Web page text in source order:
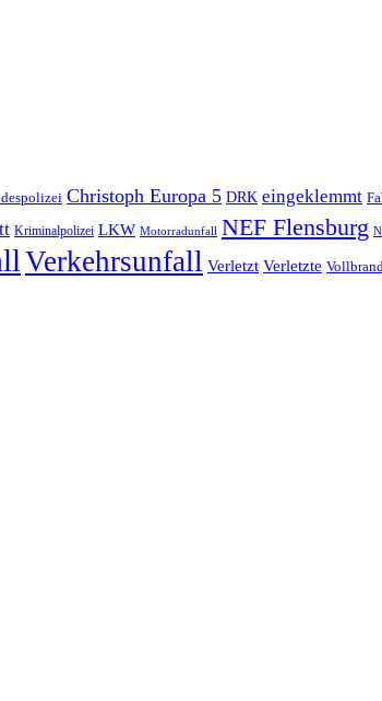
Christoph Europa 5 DRK eingeklemmt
Kriminalpolizei LKW Motorradunfall NEF Flensburg
Verkehrsunfall Verletzt Verletzte Vollbrand